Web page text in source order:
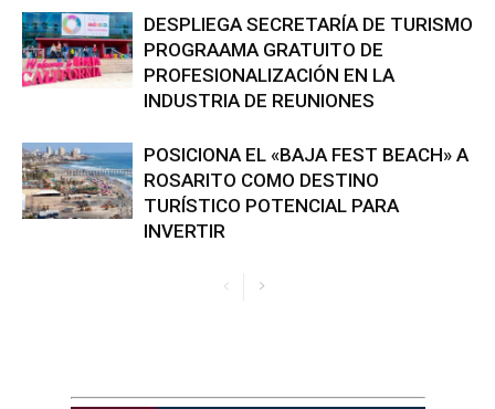
DESPLIEGA SECRETARÍA DE TURISMO
PROGRAAMA GRATUITO DE
PROFESIONALIZACIÓN EN LA
INDUSTRIA DE REUNIONES
POSICIONA EL «BAJA FEST BEACH» A
ROSARITO COMO DESTINO
TURÍSTICO POTENCIAL PARA
INVERTIR